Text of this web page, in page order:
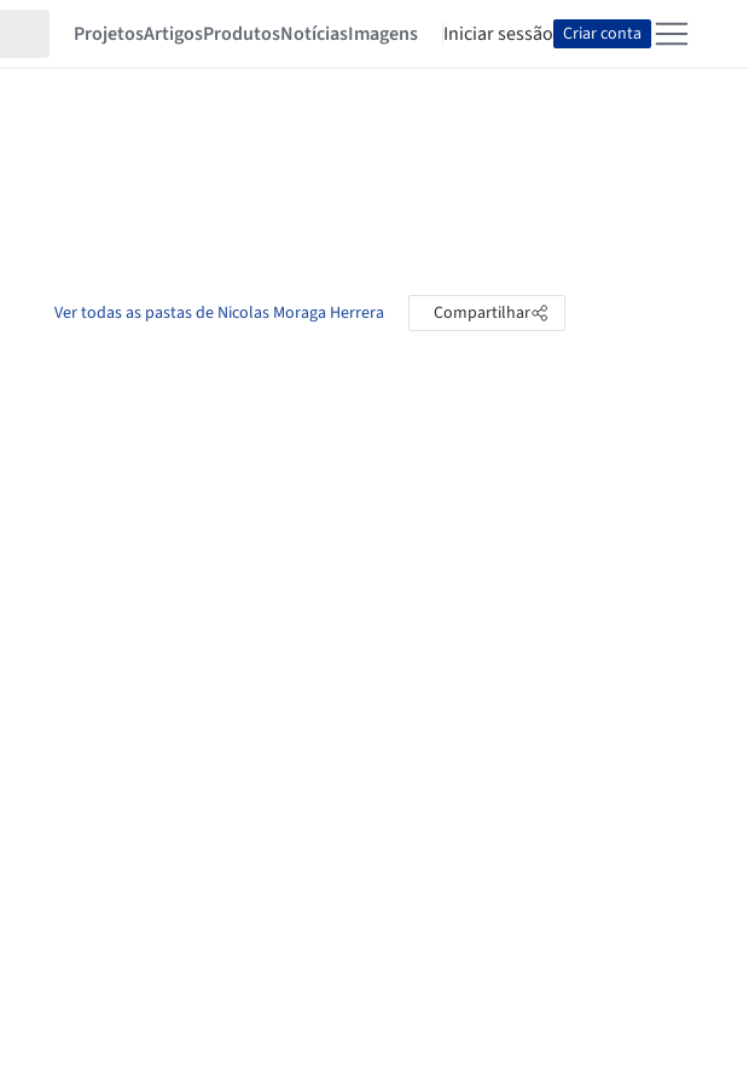
ProjetosArtigosProdutosNotíciasImagens Iniciar sessão Criar conta
Ver todas as pastas de Nicolas Moraga Herrera Compartilhar